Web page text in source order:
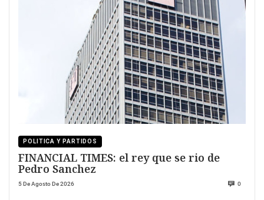
POLITICA Y PARTIDOS
FINANCIAL TIMES: el rey que se rio de
Pedro Sanchez
5 De Agosto De 2026 0